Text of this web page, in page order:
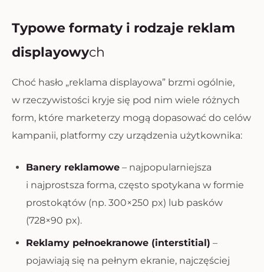
Typowe formaty i rodzaje reklam
displayowych
Choć hasło „reklama displayowa” brzmi ogólnie,
w rzeczywistości kryje się pod nim wiele różnych
form, które marketerzy mogą dopasować do celów
kampanii, platformy czy urządzenia użytkownika:
Banery reklamowe – najpopularniejsza
i najprostsza forma, często spotykana w formie
prostokątów (np. 300×250 px) lub pasków
(728×90 px).
Reklamy pełnoekranowe (interstitial) –
pojawiają się na pełnym ekranie, najczęściej